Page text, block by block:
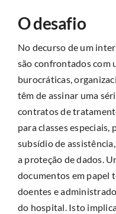
O desafio
No decurso de um
são confrontados com
burocráticas,
têm de assinar uma
contratos de
para classes
subsídio de
a proteção de dados.
documentos em papel
doentes e
do hospital. Isto